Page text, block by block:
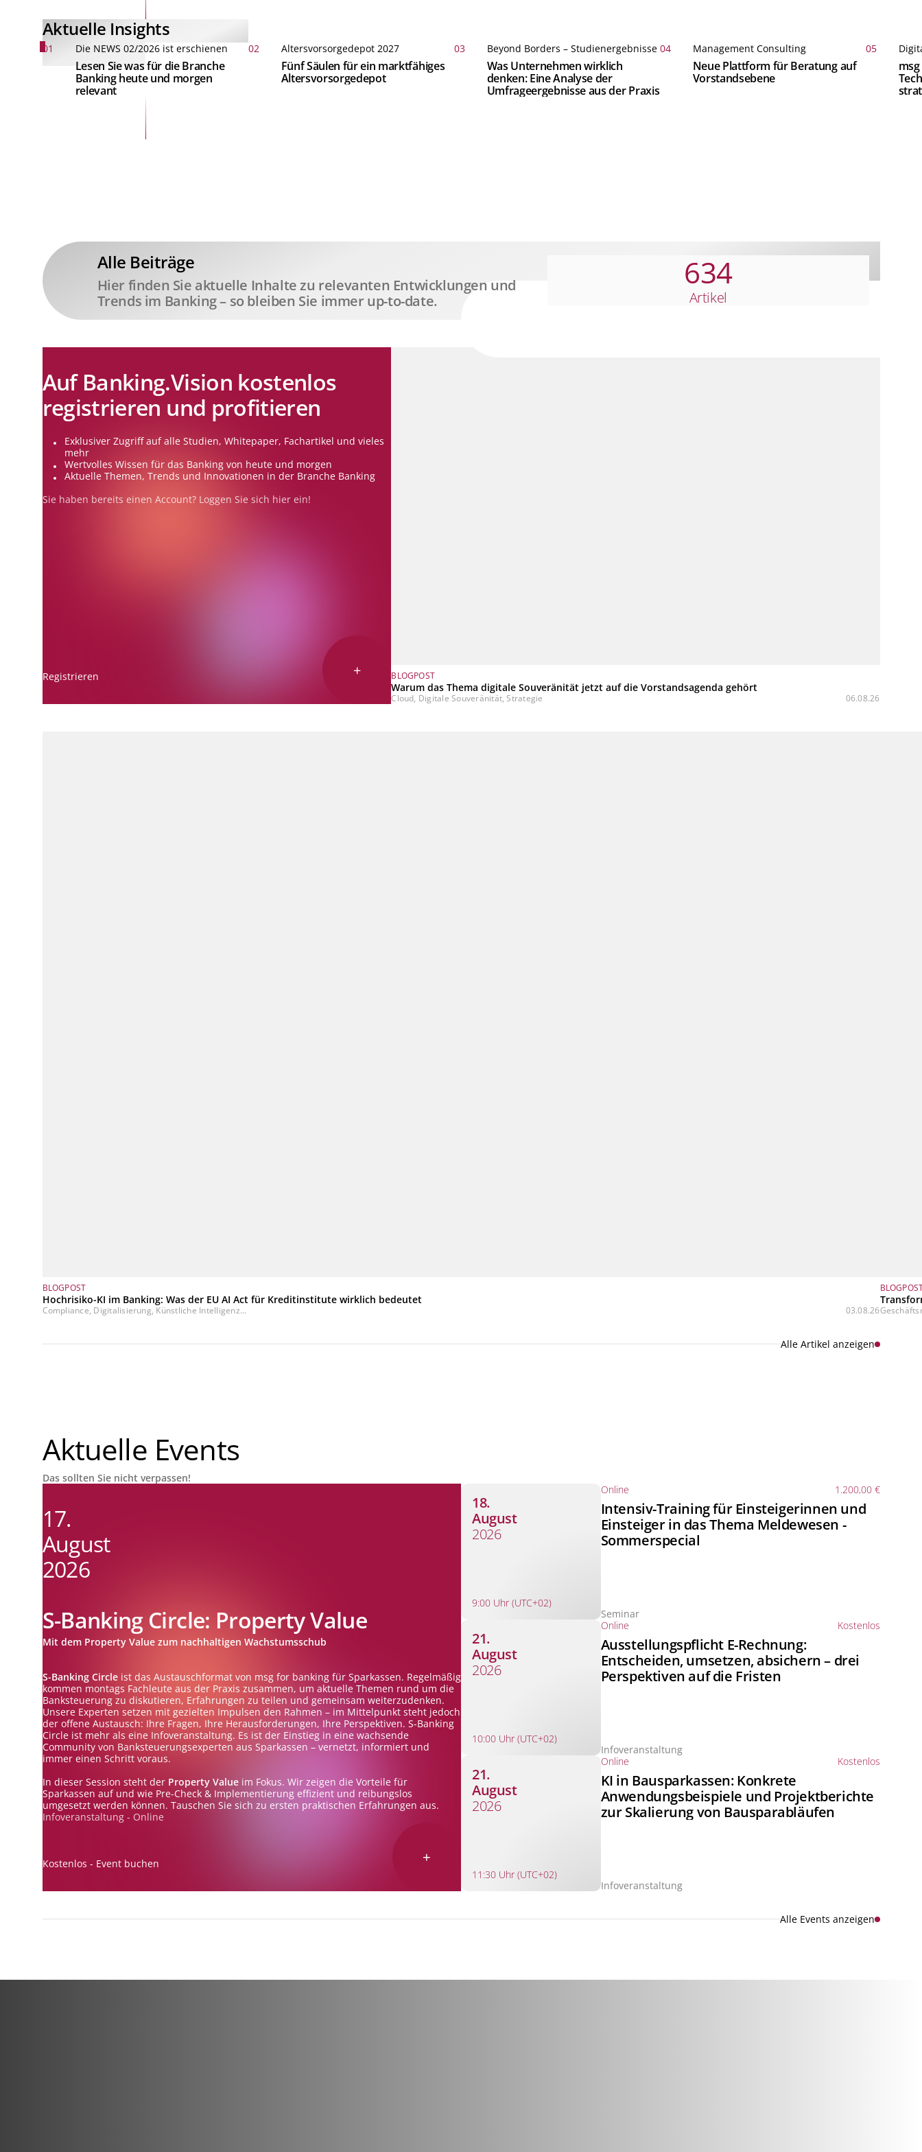
Aktuelle Insights
01 Die NEWS 02/2026 ist erschienen
Lesen Sie was für die Branche
Banking heute und morgen
relevant
02 Altersvorsorgedepot 2027
Fünf Säulen für ein marktfähiges
Altersvorsorgedepot
03 Beyond Borders – Studienergebnisse
Was Unternehmen wirklich
denken: Eine Analyse der
Umfrageergebnisse aus der Praxis
04 Management Consulting
Neue Plattform für Beratung auf
Vorstandsebene
05
Alle Beiträge
Hier finden Sie aktuelle Inhalte zu relevanten Entwicklungen und
Trends im Banking – so bleiben Sie immer up-to-date.
634
Artikel
BLOGPOST
Warum das Thema digitale Souveränität jetzt auf die Vorstandsagenda gehört
Cloud, Digitale Souveränität, Strategie 06.08.26
Auf Banking.Vision kostenlos
registrieren und profitieren
Exklusiver Zugriff auf alle Studien, Whitepaper, Fachartikel und vieles
mehr
Wertvolles Wissen für das Banking von heute und morgen
Aktuelle Themen, Trends und Innovationen in der Branche Banking
Sie haben bereits einen Account? Loggen Sie sich hierein!
Registrieren +
BLOGPOST
Hochrisiko-KI im Banking: Was der EU AI Act für Kreditinstitute wirklich bedeutet
Compliance, Digitalisierung, Künstliche Intelligenz... 03.08.26
Alle Artikel anzeigen
Aktuelle Events
Das sollten Sie nicht verpassen!
17.
August
2026
S-Banking Circle: Property Value
Mit dem Property Value zum nachhaltigen Wachstumsschub
S-Banking Circleist das Austauschformat von msg for banking für Sparkassen. Regelmäßig
kommen montags Fachleute aus der Praxis zusammen, um aktuelle Themen rund um die
Banksteuerung zu diskutieren, Erfahrungen zu teilen und gemeinsam weiterzudenken.
Unsere Experten setzen mit gezielten Impulsen den Rahmen – im Mittelpunkt steht jedoch
der offene Austausch: Ihre Fragen, Ihre Herausforderungen, Ihre Perspektiven. S-Banking
Circle ist mehr als eine Infoveranstaltung. Es ist der Einstieg in eine wachsende
Community von Banksteuerungsexperten aus Sparkassen – vernetzt, informiert und
immer einen Schritt voraus.
In dieser Session steht der Property Valueim Fokus. Wir zeigen die Vorteile für
Sparkassen auf und wie Pre-Check & Implementierung effizient und reibungslos
umgesetzt werden können. Tauschen Sie sich zu ersten praktischen Erfahrungen aus.
Infoveranstaltung - Online
Kostenlos - Event buchen +
18.
August
2026
9:00 Uhr (UTC+02)
Online 1.200,00 €
Intensiv-Training für Einsteigerinnen und
Einsteiger in das Thema Meldewesen -
Sommerspecial
Seminar
21.
August
2026
10:00 Uhr (UTC+02)
Online Kostenlos
Ausstellungspflicht E-Rechnung:
Entscheiden, umsetzen, absichern – drei
Perspektiven auf die Fristen
Infoveranstaltung
21.
August
2026
11:30 Uhr (UTC+02)
Online Kostenlos
KI in Bausparkassen: Konkrete
Anwendungsbeispiele und Projektberichte
zur Skalierung von Bausparabläufen
Infoveranstaltung
Alle Events anzeigen